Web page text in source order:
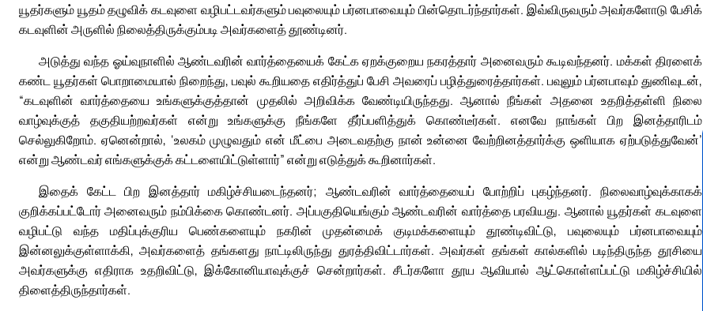
யூதர்களும் யூதம் தழுவிக் கடவுளை வழிபட்டவர்களும் பவுலையும் பர்னபாவையும் பின்தொடர்ந்தார்கள். இவ்விருவரும் அவர்களோடு பேசிக்
கடவுளின் அருளில் நிலைத்திருக்கும்படி அவர்களைத் தூண்டினர்.
அடுத்து வந்த ஓய்வுநாளில் ஆண்டவரின் வார்த்தையைக் கேட்க ஏறக்குறைய நகரத்தார் அனைவரும் கூடிவந்தனர். மக்கள் திரளைக்
கண்ட யூதர்கள் பொறாமையால் நிறைந்து, பவுல் கூறியதை எதிர்த்துப் பேசி அவரைப் பழித்துரைத்தார்கள். பவுலும் பர்னபாவும் துணிவுடன்,
“கடவுளின் வார்த்தையை உங்களுக்குத்தான் முதலில் அறிவிக்க வேண்டியிருந்தது. ஆனால் நீங்கள் அதனை உதறித்தள்ளி நிலை
வாழ்வுக்குத் தகுதியற்றவர்கள் என்று உங்களுக்கு நீங்களே தீர்ப்பளித்துக் கொண்டீர்கள். எனவே நாங்கள் பிற இனத்தாரிடம்
செல்லுகிறோம். ஏனென்றால், ‘உலகம் முழுவதும் என் மீட்பை அடைவதற்கு நான் உன்னை வேற்றினத்தார்க்கு ஒளியாக ஏற்படுத்துவேன்’
என்று ஆண்டவர் எங்களுக்குக் கட்டளையிட்டுள்ளார்” என்று எடுத்துக் கூறினார்கள்.
இதைக் கேட்ட பிற இனத்தார் மகிழ்ச்சியடைந்தனர்; ஆண்டவரின் வார்த்தையைப் போற்றிப் புகழ்ந்தனர். நிலைவாழ்வுக்காகக்
குறிக்கப்பட்டோர் அனைவரும் நம்பிக்கை கொண்டனர். அப்பகுதியெங்கும் ஆண்டவரின் வார்த்தை பரவியது. ஆனால் யூதர்கள் கடவுளை
வழிபட்டு வந்த மதிப்புக்குரிய பெண்களையும் நகரின் முதன்மைக் குடிமக்களையும் தூண்டிவிட்டு, பவுலையும் பர்னபாவையும்
இன்னலுக்குள்ளாக்கி, அவர்களைத் தங்களது நாட்டிலிருந்து துரத்திவிட்டார்கள். அவர்கள் தங்கள் கால்களில் படிந்திருந்த தூசியை
அவர்களுக்கு எதிராக உதறிவிட்டு, இக்கோனியாவுக்குச் சென்றார்கள். சீடர்களோ தூய ஆவியால் ஆட்கொள்ளப்பட்டு மகிழ்ச்சியில்
திளைத்திருந்தார்கள்.